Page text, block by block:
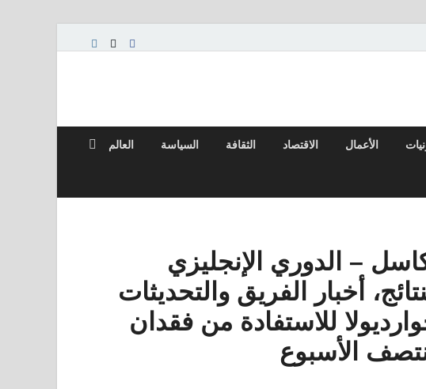
الأعمال الاقتصاد الثقافة السياسة العالم
– الدوري الإنجليزي
أخبار الفريق والتحديثات
للاستفادة من فقدان
الأسبوع